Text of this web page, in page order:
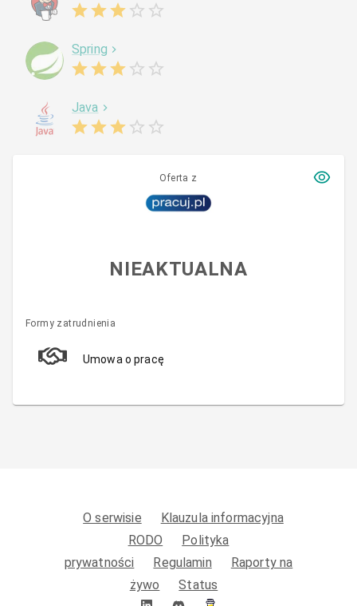
Spring
Java
Oferta z
NIEAKTUALNA
Formy zatrudnienia
Umowa o pracę
O serwisie
Klauzula informacyjna
RODO
Polityka
prywatności
Regulamin
Raporty na
żywo
Status